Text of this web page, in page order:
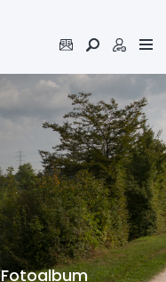
Fotoalbum